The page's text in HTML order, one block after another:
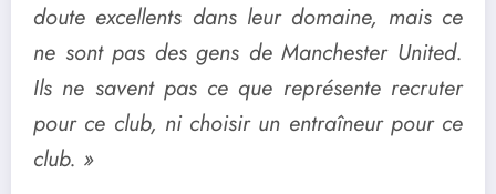
doute excellents dans leur domaine, mais ce
ne sont pas des gens de Manchester United.
Ils ne savent pas ce que représente recruter
pour ce club, ni choisir un entraîneur pour ce
club. »